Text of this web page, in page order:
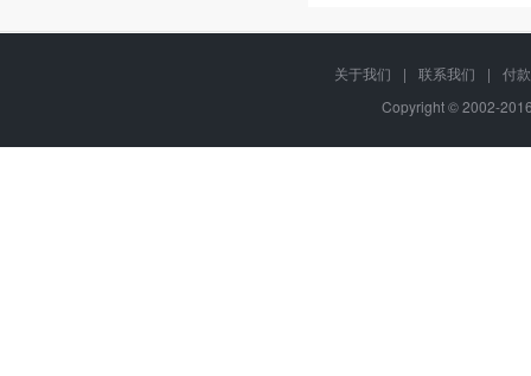
关于我们 | 联系我们 |
付
Copyright © 2002-